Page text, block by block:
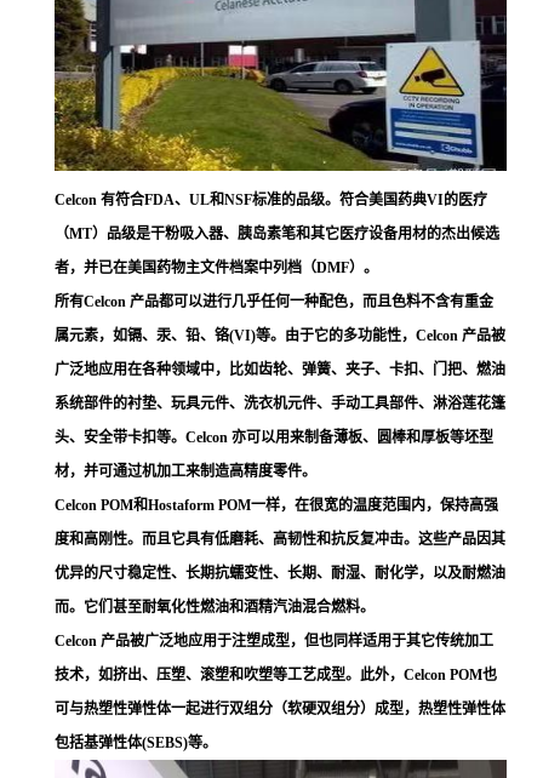
Celcon 有符合FDA、UL和NSF标准的品级。符合美国药典VI的医疗
（MT）品级是干粉吸入器、胰岛素笔和其它医疗设备用材的杰出候选
者，并已在美国药物主文件档案中列档（DMF）。
所有Celcon 产品都可以进行几乎任何一种配色，而且色料不含有重金
属元素，如镉、汞、铅、铬(VI)等。由于它的多功能性，Celcon 产品被
广泛地应用在各种领域中，比如齿轮、弹簧、夹子、卡扣、门把、燃油
系统部件的衬垫、玩具元件、洗衣机元件、手动工具部件、淋浴莲花篷
头、安全带卡扣等。Celcon 亦可以用来制备薄板、圆棒和厚板等坯型
材，并可通过机加工来制造高精度零件。
Celcon POM和Hostaform POM一样，在很宽的温度范围内，保持高强
度和高刚性。而且它具有低磨耗、高韧性和抗反复冲击。这些产品因其
优异的尺寸稳定性、长期抗蠕变性、长期、耐湿、耐化学，以及耐燃油
而。它们甚至耐氧化性燃油和酒精汽油混合燃料。
Celcon 产品被广泛地应用于注塑成型，但也同样适用于其它传统加工
技术，如挤出、压塑、滚塑和吹塑等工艺成型。此外，Celcon POM也
可与热塑性弹性体一起进行双组分（软硬双组分）成型，热塑性弹性体
包括基弹性体(SEBS)等。